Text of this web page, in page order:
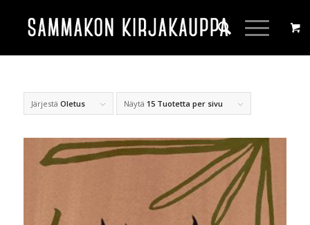
Järjestä Oletus Näytä 15 Tuotetta per sivu